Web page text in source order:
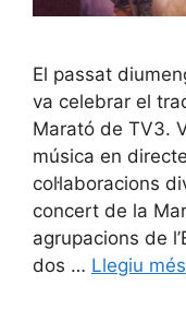
El passat
va celebrar el
Marató de TV3.
música en
col·laboracions
concert de la
agrupacions de
dos … Llegiu més